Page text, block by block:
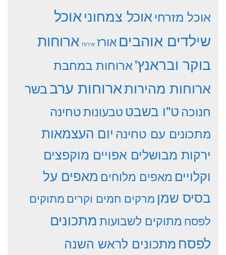
אוכל מזרחיאוכל צמחוניאוכל
שילדים אוהביםאורז אירוח ארוחות
בוקר ובראנץ'ארוחות במחבת
ארוחות מהירותארוחות ערבבשר
חנוכהט"ו בשבט טבעונותטחינה
מתכונים עם טחינה יום העצמאות
ירקות מבושלים אפויים מוקפצים
וקלויים מאפים מלוחים מאפים על
בסיס שמן מרקים חמים וקריםמתוקים
לפסח מתוקים לשבועותמתכונים
לפסח מתכונים לראש השנה